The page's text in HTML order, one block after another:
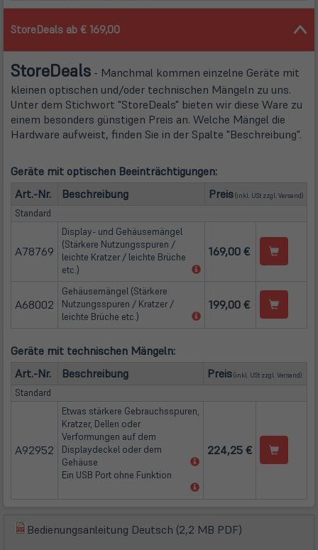
StoreDeals ab € 169,00
StoreDeals - Manchmal kommen einzelne Geräte mit
kleinen optischen und/oder technischen Mängeln zu uns.
Unter dem Stichwort "StoreDeals" bieten wir diese Ware zu
einem besonders günstigen Preis an. Welche Mängel die
Hardware aufweist, finden Sie in der Spalte "Beschreibung".
Geräte mit optischen Beeinträchtigungen:
Art.-Nr.
Beschreibung Preis(inkl. USt zzgl. Versand)
Standard
A78769
Display- und Gehäusemängel
(Stärkere Nutzungsspuren /
leichte Kratzer / leichte Brüche
etc.)
(öffnet
Tab)
169,00 €
A68002
Gehäusemängel (Stärkere
Nutzungsspuren / Kratzer /
leichte Brüche etc.)
(öffnet
199,00 €
Geräte mit technischen Mängeln:
Art.-Nr.
Beschreibung Preis(inkl. USt zzgl. Versand)
Standard
A92952
Etwas stärkere Gebrauchsspuren,
Kratzer, Dellen oder
Verformungen auf dem
Displaydeckel oder dem
Gehäuse
(öffnet
neuem
Ein USB Port ohne Funktion
(öffnet
Tab)
224,25 €
Bedienungsanleitung Deutsch (2,2 MB PDF)